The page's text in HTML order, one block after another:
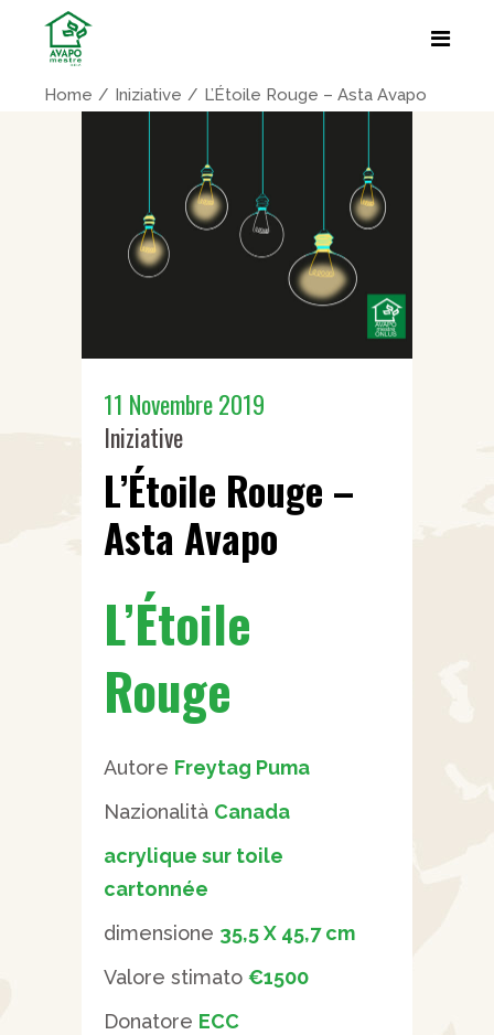
Home Iniziative L’Étoile Rouge – Asta Avapo
11 Novembre 2019
Iniziative
L’Étoile Rouge –
Asta Avapo
L’Étoile
Rouge
Autore Freytag Puma
Nazionalità Canada
acrylique sur toile
cartonnée
dimensione 35,5 X 45,7 cm
Valore stimato €1500
Donatore ECC